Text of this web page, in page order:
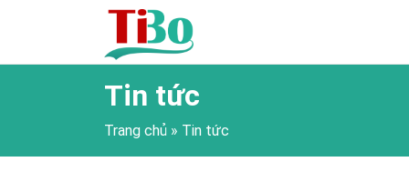
Tin tức
Trang chủ » Tin tức